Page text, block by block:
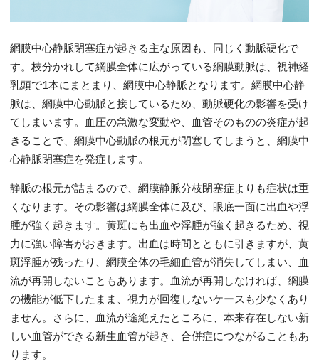
網膜中心静脈閉塞症が起きる主な原因も、同じく動脈硬化で
す。枝分かれして網膜全体に広がっている網膜動脈は、視神経
乳頭で1本にまとまり、網膜中心静脈となります。網膜中心静
脈は、網膜中心動脈と接しているため、動脈硬化の影響を受け
てしまいます。血圧の急激な変動や、血管そのものの炎症が起
きることで、網膜中心動脈の根元が閉塞してしまうと、網膜中
心静脈閉塞症を発症します。
静脈の根元が詰まるので、網膜静脈分枝閉塞症よりも症状は重
くなります。その影響は網膜全体に及び、眼底一面に出血や浮
腫が強く起きます。黄斑にも出血や浮腫が強く起きるため、視
力に強い障害がおきます。出血は時間とともに引きますが、黄
斑浮腫が残ったり、網膜全体の毛細血管が消失してしまい、血
流が再開しないこともあります。血流が再開しなければ、網膜
の機能が低下したまま、視力が回復しないケースも少なくあり
ません。さらに、血流が途絶えたところに、本来存在しない新
しい血管ができる新生血管が起き、合併症につながることもあ
ります。